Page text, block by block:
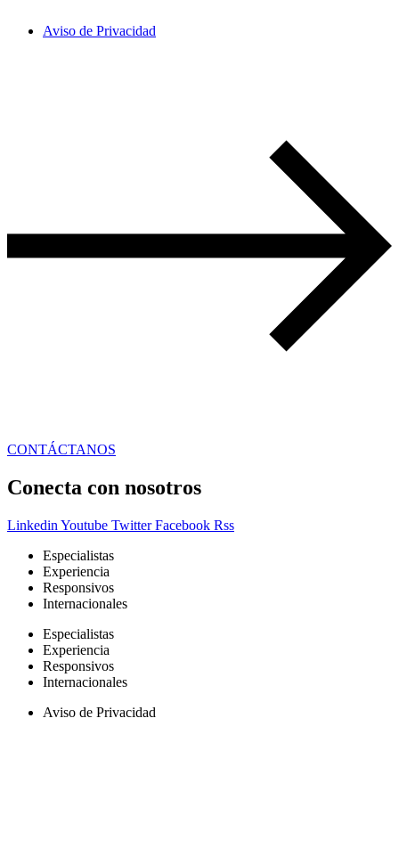
Aviso de Privacidad
CONTÁCTANOS
Conecta con nosotros
Linkedin Youtube Twitter Facebook Rss
Especialistas
Experiencia
Responsivos
Internacionales
Especialistas
Experiencia
Responsivos
Internacionales
Aviso de Privacidad